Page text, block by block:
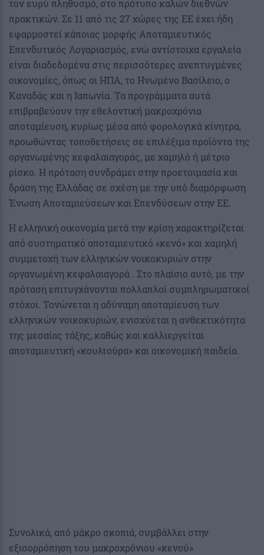
τον ευρύ πληθυσμό, στο πρότυπο καλών διεθνών
πρακτικών. Σε 11 από τις 27 χώρες της ΕΕ έχει ήδη
εφαρμοστεί κάποιας μορφής Αποταμιευτικός
Επενδυτικός Λογαριασμός, ενώ αντίστοιχα εργαλεία
είναι διαδεδομένα στις περισσότερες ανεπτυγμένες
οικονομίες, όπως οι ΗΠΑ, το Ηνωμένο Βασίλειο, ο
Καναδάς και η Ιαπωνία. Τα προγράμματα αυτά
επιβραβεύουν την εθελοντική μακροχρόνια
αποταμίευση, κυρίως μέσα από φορολογικά κίνητρα,
προωθώντας τοποθετήσεις σε επιλέξιμα προϊόντα της
οργανωμένης κεφαλαιαγοράς, με χαμηλό ή μέτριο
ρίσκο. Η πρόταση συνδράμει στην προετοιμασία και
δράση της Ελλάδας σε σχέση με την υπό διαμόρφωση
Ένωση Αποταμιεύσεων και Επενδύσεων στην ΕΕ.
Η ελληνική οικονομία μετά την κρίση χαρακτηρίζεται
από συστηματικό αποταμιευτικό «κενό» και χαμηλή
συμμετοχή των ελληνικών νοικοκυριών στην
οργανωμένη κεφαλαιαγορά . Στο πλαίσιο αυτό, με την
πρόταση επιτυγχάνονται πολλαπλοί συμπληρωματικοί
στόχοι. Τονώνεται η αδύναμη αποταμίευση των
ελληνικών νοικοκυριών, ενισχύεται η ανθεκτικότητα
της μεσαίας τάξης, καθώς και καλλιεργείται
αποταμιευτική «κουλτούρα» και οικονομική παιδεία.
Συνολικά, από μάκρο σκοπιά, συμβάλλει στην
εξισορρόπηση του μακροχρόνιου «κενού»